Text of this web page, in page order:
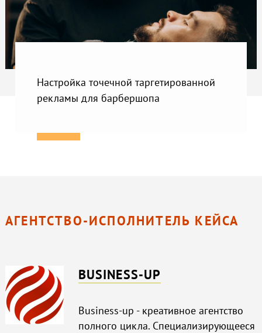
Настройка точечной таргетированной
рекламы для барбершопа
АГЕНТСТВО-ИСПОЛНИТЕЛЬ КЕЙСА
BUSINESS-UP
Business-up - креативное агентство
полного цикла. Специализирующееся